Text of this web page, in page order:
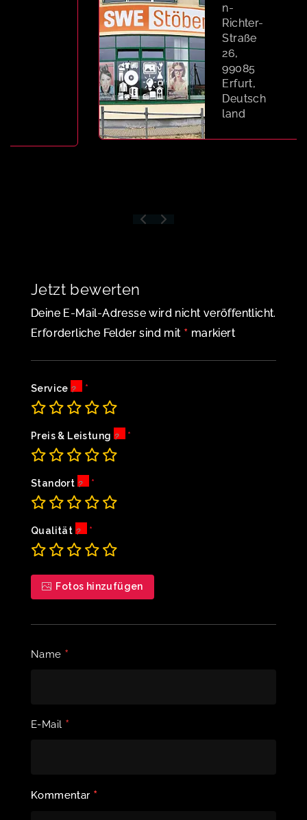
n-
Richter-
Straße
26,
99085
Erfurt,
Deutsch
land
Jetzt bewerten
Deine E-Mail-Adresse wird nicht veröffentlicht.
Erforderliche Felder sind mit * markiert
Service
Preis & Leistung
Standort
Qualität
Fotos hinzufügen
Name *
E-Mail *
Kommentar *